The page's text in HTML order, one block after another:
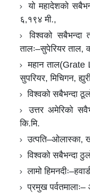
यो महादेशको
६,१९४ मी.,
विश्वको सबैभन्दा
तालः–सुपेरियर ताल,
महान ताल(Grate
सुपरियर, मिचिगन,
विश्वको सबैभन्दा
उत्तर अमेरिको
कि.मि.
उत्पति–ओलास्का,
विश्वको सबैभन्दा
लामो
प्रमुख